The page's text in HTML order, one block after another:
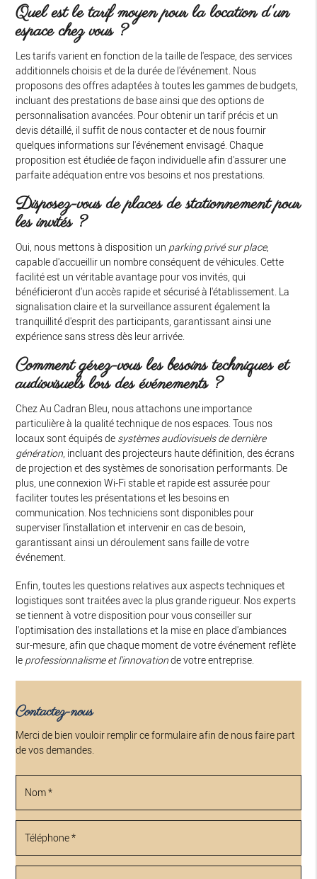
Quel est le tarif moyen pour la location d'un
espace chez vous ?
Les tarifs varient en fonction de la taille de l'espace, des services
additionnels choisis et de la durée de l'événement. Nous
proposons des offres adaptées à toutes les gammes de budgets,
incluant des prestations de base ainsi que des options de
personnalisation avancées. Pour obtenir un tarif précis et un
devis détaillé, il suffit de nous contacter et de nous fournir
quelques informations sur l'événement envisagé. Chaque
proposition est étudiée de façon individuelle afin d'assurer une
parfaite adéquation entre vos besoins et nos prestations.
Disposez-vous de places de stationnement pour
les invités ?
Oui, nous mettons à disposition un parking privé sur place,
capable d'accueillir un nombre conséquent de véhicules. Cette
facilité est un véritable avantage pour vos invités, qui
bénéficieront d'un accès rapide et sécurisé à l'établissement. La
signalisation claire et la surveillance assurent également la
tranquillité d'esprit des participants, garantissant ainsi une
expérience sans stress dès leur arrivée.
Comment gérez-vous les besoins techniques et
audiovisuels lors des événements ?
Chez Au Cadran Bleu, nous attachons une importance
particulière à la qualité technique de nos espaces. Tous nos
locaux sont équipés de systèmes audiovisuels de dernière
génération , incluant des projecteurs haute définition, des écrans
de projection et des systèmes de sonorisation performants. De
plus, une connexion Wi-Fi stable et rapide est assurée pour
faciliter toutes les présentations et les besoins en
communication. Nos techniciens sont disponibles pour
superviser l'installation et intervenir en cas de besoin,
garantissant ainsi un déroulement sans faille de votre
événement.
Enfin, toutes les questions relatives aux aspects techniques et
logistiques sont traitées avec la plus grande rigueur. Nos experts
se tiennent à votre disposition pour vous conseiller sur
l'optimisation des installations et la mise en place d'ambiances
sur-mesure, afin que chaque moment de votre événement reflète
le professionnalisme et l'innovationde votre entreprise.
Contactez-nous
Merci de bien vouloir remplir ce formulaire afin de nous faire part
de vos demandes.